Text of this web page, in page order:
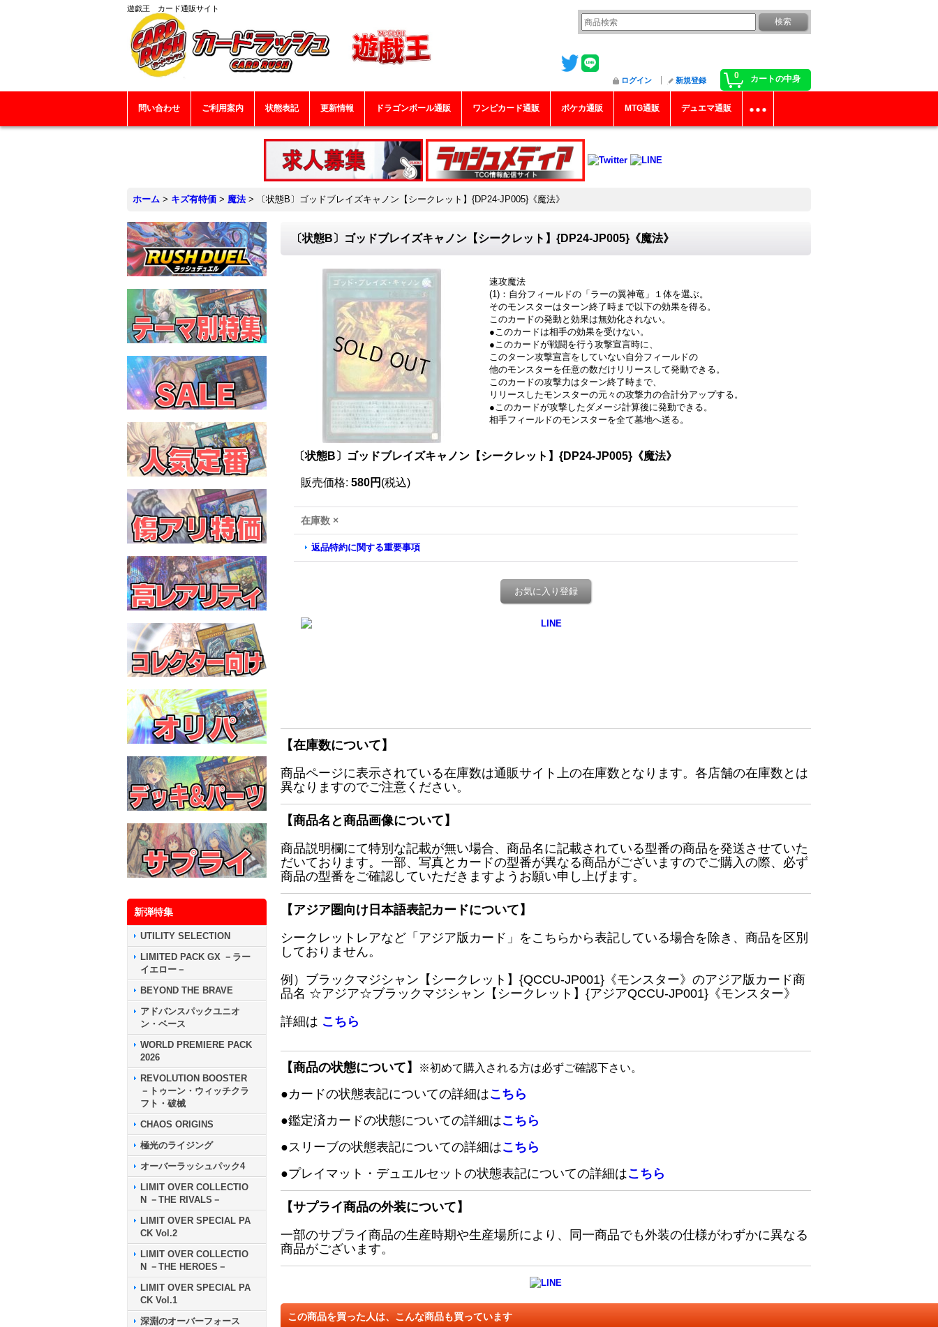
遊戯王 カード通販サイト
0 カートの中身
ログイン 新規登録
問い合わせ ご利用案内 状態表記 更新情報 ドラゴンボール通販 ワンピカード通販 ポケカ通販 MTG通販 デュエマ通販
ホーム > キズ有特価 > 魔法 > 〔状態B〕ゴッドブレイズキャノン【シークレット】{DP24-JP005}《魔法》
新弾特集
UTILITY SELECTION
LIMITED PACK GX －ラー
イエロー－
BEYOND THE BRAVE
アドバンスパックユニオ
ン・ベース
WORLD PREMIERE PACK
2026
REVOLUTION BOOSTER
－トゥーン・ウィッチクラ
フト・破械
CHAOS ORIGINS
極光のライジング
オーバーラッシュパック4
LIMIT OVER COLLECTIO
N －THE RIVALS－
LIMIT OVER SPECIAL PA
CK Vol.2
LIMIT OVER COLLECTIO
N －THE HEROES－
LIMIT OVER SPECIAL PA
CK Vol.1
深淵のオーバーフォース
〔状態B〕ゴッドブレイズキャノン【シークレット】{DP24-JP005}《魔法》
速攻魔法
(1)：自分フィールドの「ラーの翼神竜」１体を選ぶ。
そのモンスターはターン終了時まで以下の効果を得る。
このカードの発動と効果は無効化されない。
●このカードは相手の効果を受けない。
●このカードが戦闘を行う攻撃宣言時に、
このターン攻撃宣言をしていない自分フィールドの
他のモンスターを任意の数だけリリースして発動できる。
このカードの攻撃力はターン終了時まで、
リリースしたモンスターの元々の攻撃力の合計分アップする。
●このカードが攻撃したダメージ計算後に発動できる。
相手フィールドのモンスターを全て墓地へ送る。
〔状態B〕ゴッドブレイズキャノン【シークレット】{DP24-JP005}《魔法》
販売価格: 580円 (税込)
在庫数 ×
返品特約に関する重要事項
お気に入り登録
【在庫数について】
商品ページに表示されている在庫数は通販サイト上の在庫数となります。各店舗の在庫数とは
異なりますのでご注意ください。
【商品名と商品画像について】
商品説明欄にて特別な記載が無い場合、商品名に記載されている型番の商品を発送させていた
だいております。一部、写真とカードの型番が異なる商品がございますのでご購入の際、必ず
商品の型番をご確認していただきますようお願い申し上げます。
【アジア圏向け日本語表記カードについて】
シークレットレアなど「アジア版カード」をこちらから表記している場合を除き、商品を区別
しておりません。
例）ブラックマジシャン【シークレット】{QCCU-JP001}《モンスター》のアジア版カード商
品名 ☆アジア☆ブラックマジシャン【シークレット】{アジアQCCU-JP001}《モンスター》
詳細は こちら
【商品の状態について】 ※初めて購入される方は必ずご確認下さい。
●カードの状態表記についての詳細はこちら
●鑑定済カードの状態についての詳細はこちら
●スリーブの状態表記についての詳細はこちら
●プレイマット・デュエルセットの状態表記についての詳細はこちら
【サプライ商品の外装について】
一部のサプライ商品の生産時期や生産場所により、同一商品でも外装の仕様がわずかに異なる
商品がございます。
この商品を買った人は、こんな商品も買っています